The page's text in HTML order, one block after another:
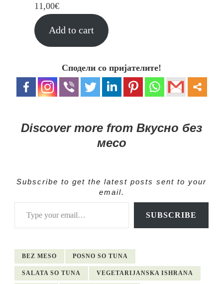
11,00€
Add to cart
Сподели со пријателите!
Discover more from Вкусно без
месо
Subscribe to get the latest posts sent to your
email.
Type your email…
SUBSCRIBE
BEZ MESO POSNO SO TUNA
SALATA SO TUNA VEGETARIJANSKA ISHRANA